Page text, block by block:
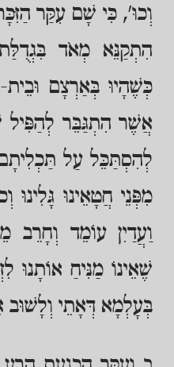
וְכוּ', כִּי שָׁם עִקַּר
הִתְקַנֵּא מְאֹד
כְּשֶׁהָיוּ בְּאַרְצָם
אֲשֶׁר הִתְגַּבֵּר
לְהִסְתַּכֵּל עַל
מִפְּנֵי חֲטָאֵינוּ גָּלִינוּ
וַעֲדַיִן עוֹמֵד וְחָרֵב
שֶׁאֵינוֹ מַנִּיחַ אוֹתָנוּ
בְּעָלְמָא דְּאָתֵי וְלָשׁוּב